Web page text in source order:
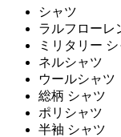
シャツ
ラルフローレ
ミリタリー
ネルシャツ
ウールシャツ
総柄 シャツ
ポリシャツ
半袖 シャツ